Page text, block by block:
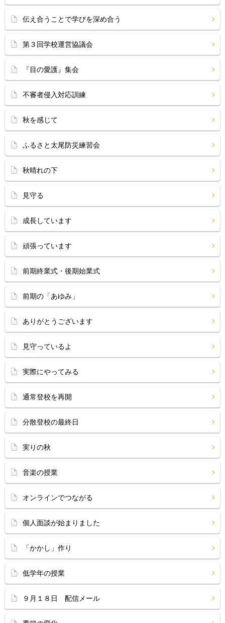
伝え合うことで学びを深め合う
第３回学校運営協議会
『目の愛護』集会
不審者侵入対応訓練
秋を感じて
ふるさと太尾防災練習会
秋晴れの下
見守る
成長しています
頑張っています
前期終業式・後期始業式
前期の「あゆみ」
ありがとうございます
見守っているよ
実際にやってみる
通常登校を再開
分散登校の最終日
実りの秋
音楽の授業
オンラインでつながる
個人面談が始まりました
「かかし」作り
低学年の授業
９月１８日 配信メール